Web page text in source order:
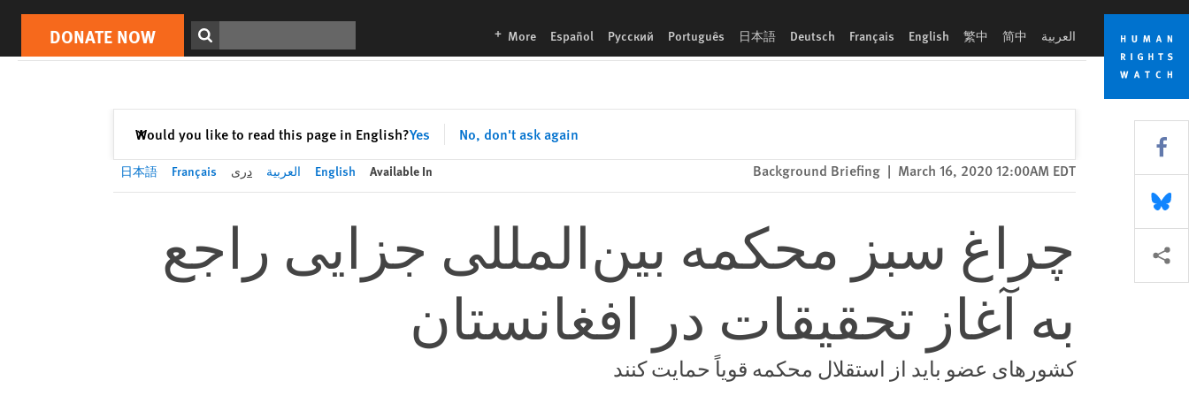
Skip
cookie
privacy
notice
Skip
main
content
العربية 简中
繁中
English
Français
Deutsch
日本語
Português
Русский
Español
More
languages
DONATE NOW
Would you like to read this page in English?Yes No, don't ask again
✕Close
Print
DONATE NOW
March 16, 2020 12:00AM EDT
|
Background Briefing
Available In
English العربية دری Français
日本語
چراغ سبز محکمه بین‌المللی جزایی راجع
به آغاز تحقیقات در افغانستان
کشورهای عضو باید از استقلال محکمه قویاً حمایت کنند
Share this via Facebook
Share this via Bluesky
More sharing options